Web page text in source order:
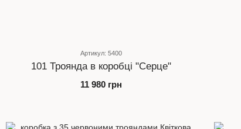
Артикул: 5400
101 Троянда в коробці "Серце"
11 980 грн